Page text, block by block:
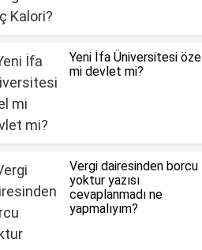
Yeni İfa Üniversitesi özel
mi devlet mi?
Vergi dairesinden borcu
yoktur yazısı
cevaplanmadı ne
yapmalıyım?